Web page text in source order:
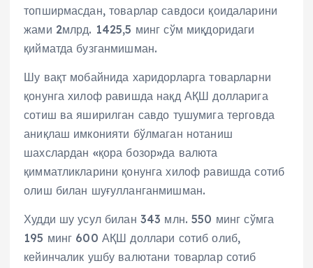
топширмасдан, товарлар савдоси қоидаларини
жами 2млрд. 1425,5 минг сўм миқдоридаги
қийматда бузганмишман.
Шу вақт мобайнида харидорларга товарларни
қонунга хилоф равишда нақд АҚШ долларига
сотиш ва яширилган савдо тушумига терговда
аниқлаш имконияти бўлмаган нотаниш
шахслардан «қора бозор»да валюта
қимматликларини қонунга хилоф равишда сотиб
олиш билан шуғулланганмишман.
Худди шу усул билан 343 млн. 550 минг сўмга
195 минг 600 АҚШ доллари сотиб олиб,
кейинчалик ушбу валютани товарлар сотиб